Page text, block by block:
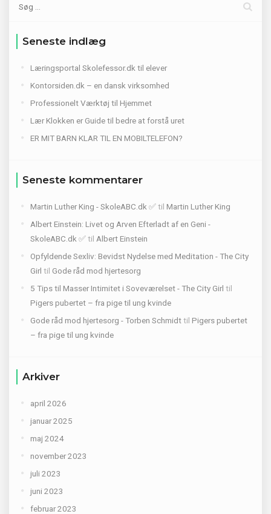
Seneste indlæg
Læringsportal Skolefessor.dk til elever
Kontorsiden.dk – en dansk virksomhed
Professionelt Værktøj til Hjemmet
Lær Klokken er Guide til bedre at forstå uret
ER MIT BARN KLAR TIL EN MOBILTELEFON?
Seneste kommentarer
Martin Luther King - SkoleABC.dk ✅til Martin Luther King
Albert Einstein: Livet og Arven Efterladt af en Geni -
SkoleABC.dk ✅til Albert Einstein
Opfyldende Sexliv: Bevidst Nydelse med Meditation - The City
Girl til Gode råd mod hjertesorg
5 Tips til Masser Intimitet i Soveværelset - The City Girl til
Pigers pubertet – fra pige til ung kvinde
Gode råd mod hjertesorg - Torben Schmidttil Pigers pubertet
– fra pige til ung kvinde
Arkiver
april 2026
januar 2025
maj 2024
november 2023
juli 2023
juni 2023
februar 2023